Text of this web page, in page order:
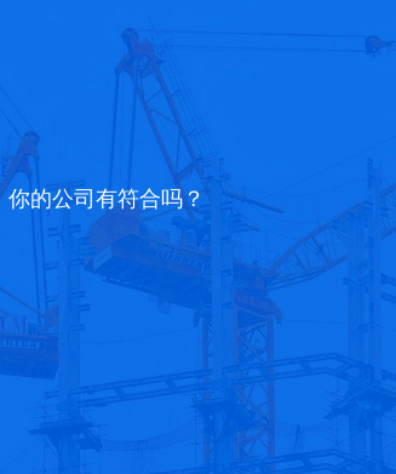
的公司有符合吗？